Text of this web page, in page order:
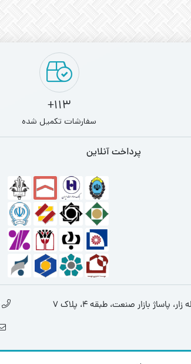
113+
سفارشات تکمیل شده
پرداخت آنلاین
پاساژ بازار صنعت، طبقه 4، پلاک 7